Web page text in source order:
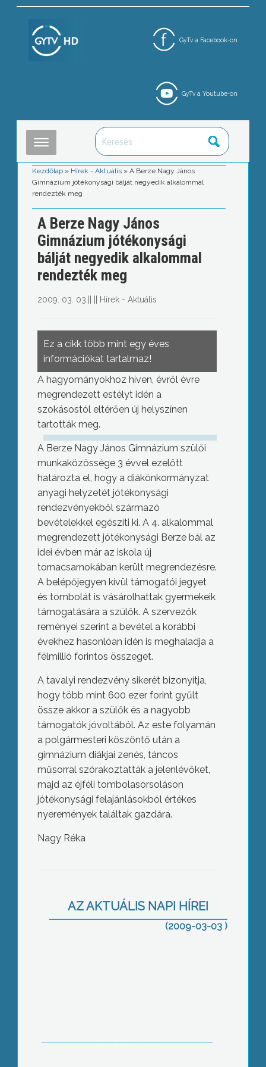
GyTv a Facebook-on
GyTv a Youtube-on
Kezdőlap » Hírek - Aktuális »A Berze Nagy János
Gimnázium jótékonysági bálját negyedik alkalommal
rendezték meg
A Berze Nagy János
Gimnázium jótékonysági
bálját negyedik alkalommal
rendezték meg
2009. 03. 03. Hírek - Aktuális
Ez a cikk több mint egy éves
információkat tartalmaz!
A hagyományokhoz híven, évről évre
megrendezett estélyt idén a
szokásostól eltérően új helyszínen
tartották meg.
A Berze Nagy János Gimnázium szülői
munkaközössége 3 évvel ezelőtt
határozta el, hogy a diákönkormányzat
anyagi helyzetét jótékonysági
rendezvényekből származó
bevételekkel egészíti ki. A 4. alkalommal
megrendezett jótékonysági Berze bál az
idei évben már az iskola új
tornacsarnokában került megrendezésre.
A belépőjegyen kívül támogatói jegyet
és tombolát is vásárolhattak gyermekeik
támogatására a szülők. A szervezők
reményei szerint a bevétel a korábbi
évekhez hasonlóan idén is meghaladja a
félmillió forintos összeget.
A tavalyi rendezvény sikerét bizonyítja,
hogy több mint 600 ezer forint gyűlt
össze akkor a szülők és a nagyobb
támogatók jóvoltából. Az este folyamán
a polgármesteri köszöntő után a
gimnázium diákjai zenés, táncos
műsorral szórakoztatták a jelenlévőket,
majd az éjféli tombolasorsoláson
jótékonysági felajánlásokból értékes
nyeremények találtak gazdára.
Nagy Réka
AZ AKTUÁLIS NAPI HÍREI
(2009-03-03 )
közcélú munkavégzést
áldozatok előtt